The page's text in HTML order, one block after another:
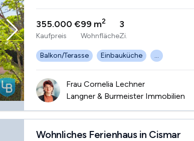
355.000 €
Kaufpreis
99 m2
Wohnfläche
3
Zi.
Balkon/Terasse Einbauküche ...
Frau Cornelia Lechner
Langner & Burmeister Immobilien
Wohnliches Ferienhaus in Cismar